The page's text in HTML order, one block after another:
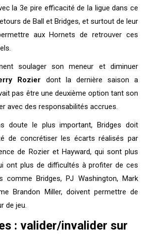
la 3e pire efficacité de la ligue dans ce
de Ball et Bridges, et surtout de leur
aux Hornets de retrouver ces
soulager son meneur et diminuer
Rozier dont la dernière saison a
pas être une deuxième option tant son
avec des responsabilités accrues.
doute le plus important, Bridges doit
de concrétiser les écarts réalisés par
de Rozier et Hayward, qui sont plus
ont plus de difficultés à profiter de ces
comme Bridges, PJ Washington, Mark
Brandon Miller, doivent permettre de
de jeu.
: valider/invalider sur